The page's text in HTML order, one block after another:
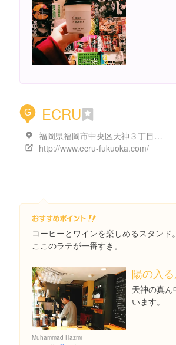
G ECRU
福岡県福岡市中央区天神３丁目４-１ 1F
http://www.ecru-fukuoka.com/
コーヒーとワインを楽しめるスタンド
ここのラテが一番すき。
Muhammad Hazmi
陽の入
天神の真
います。